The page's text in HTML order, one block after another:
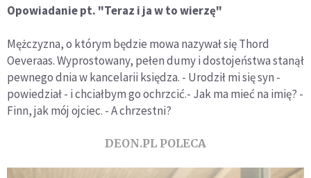
Opowiadanie pt. "Teraz i ja w to wierzę"
Mężczyzna, o którym będzie mowa nazywał się Thord
Oeveraas. Wyprostowany, pełen dumy i dostojeństwa stanął
pewnego dnia w kancelarii księdza. - Urodził mi się syn -
powiedział - i chciałbym go ochrzcić.- Jak ma mieć na imię? -
Finn, jak mój ojciec. - A chrzestni?
DEON.PL POLECA